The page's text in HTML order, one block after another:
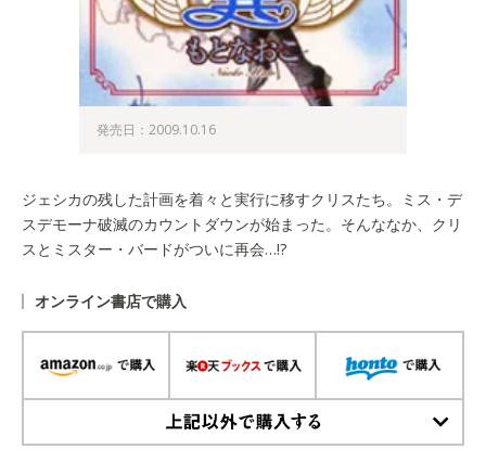
発売日：2009.10.16
ジェシカの残した計画を着々と実行に移すクリスたち。ミス・デ
スデモーナ破滅のカウントダウンが始まった。そんななか、クリ
スとミスター・バードがついに再会…!?
オンライン書店で購入